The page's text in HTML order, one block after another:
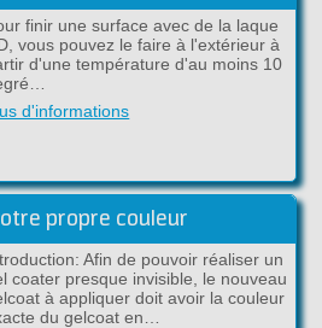
finir une surface avec de la laque
vous pouvez le faire à l'extérieur à
d'une température d'au moins 10
d'informations
propre couleur
Afin de pouvoir réaliser un
coater presque invisible, le nouveau
à appliquer doit avoir la couleur
du gelcoat en…